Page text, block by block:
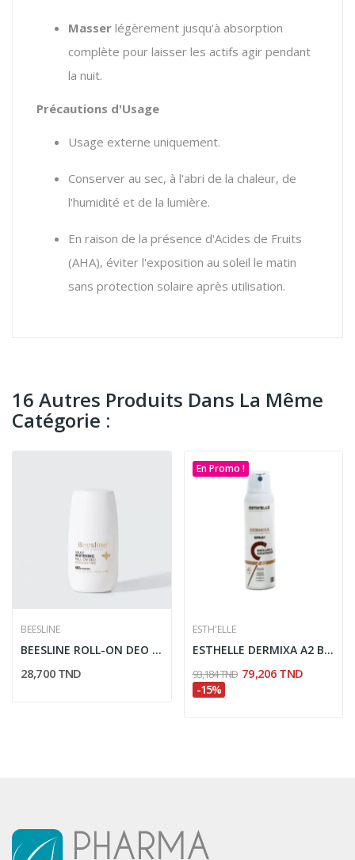
Masser légèrement jusqu'à absorption
complète pour laisser les actifs agir pendant
la nuit.
Précautions d'Usage
Usage externe uniquement.
Conserver au sec, à l'abri de la chaleur, de
l'humidité et de la lumière.
En raison de la présence d'Acides de Fruits
(AHA), éviter l'exposition au soleil le matin
sans protection solaire après utilisation.
16 Autres Produits Dans La Même
Catégorie :
BEESLINE
BEESLINE ROLL-ON DEO ECLAIRCISSANT SANS PARFUM...
28,700 TND
En Promo !
ESTH'ELLE
ESTHELLE DERMIXA A2 BRULURES ET CICATRICES...
93,184 TND 79,206 TND
-15%